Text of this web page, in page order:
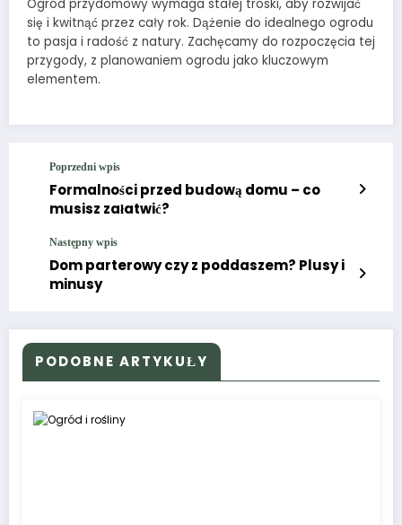
Ogród przydomowy wymaga stałej troski, aby rozwijać
się i kwitnąć przez cały rok. Dążenie do idealnego ogrodu
to pasja i radość z natury. Zachęcamy do rozpoczęcia tej
przygody, z planowaniem ogrodu jako kluczowym
elementem.
Poprzedni wpis
Formalności przed budową domu – co
musisz załatwić?
Następny wpis
Dom parterowy czy z poddaszem? Plusy i
minusy
PODOBNE ARTYKUŁY